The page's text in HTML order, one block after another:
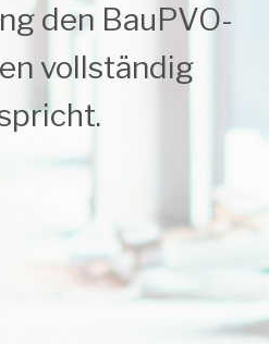
den BauPVO-
vollständig